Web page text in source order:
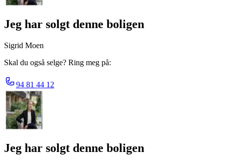
Jeg har solgt denne boligen
Sigrid Moen
Skal du også selge? Ring meg på:
94 81 44 12
Jeg har solgt denne boligen